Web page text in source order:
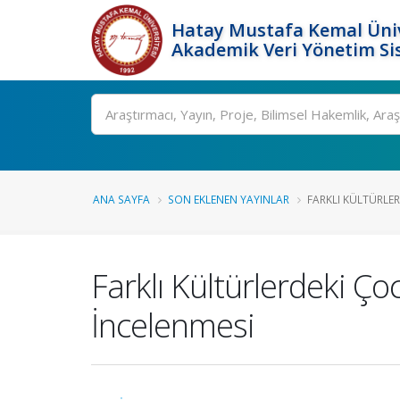
Hatay Mustafa Kemal
Akademik Veri Yönetim
Ara
ANA SAYFA SON EKLENEN YAYINLAR FARKLI
Farklı Kültürlerdeki
İncelenmesi